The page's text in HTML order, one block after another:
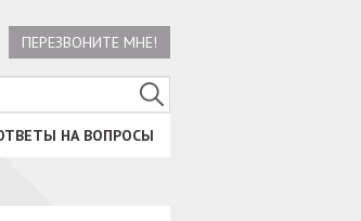
ПЕРЕЗВОНИТЕ МНЕ!
НА ВОПРОСЫ